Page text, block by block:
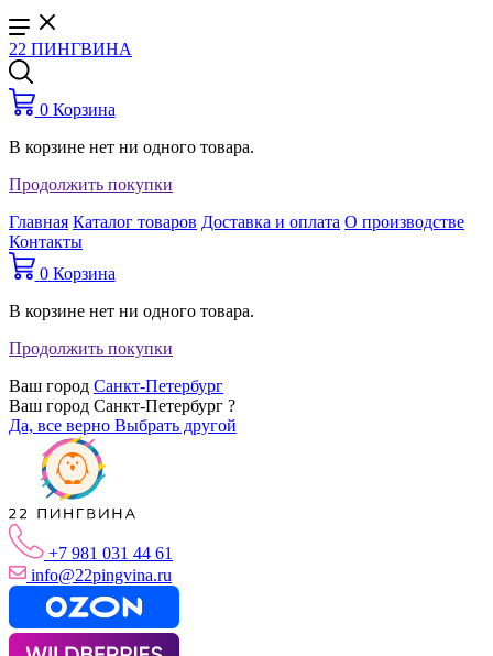
22 ПИНГВИНА
0 Корзина
В корзине нет ни одного товара.
Продолжить покупки
Главная Каталог товаров Доставка и оплата О производстве
Контакты
0 Корзина
В корзине нет ни одного товара.
Продолжить покупки
Ваш город Санкт-Петербург
Ваш город Санкт-Петербург ?
Да, все верно Выбрать другой
+7 981 031 44 61
info@22pingvina.ru